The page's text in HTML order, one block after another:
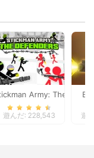
Army: The
遊んだ: 228,543 遊